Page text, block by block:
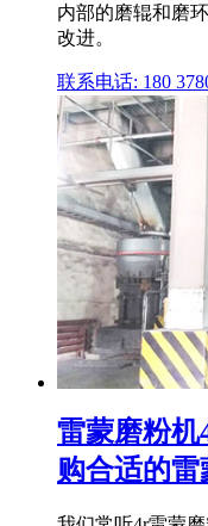
内部的磨辊和磨
改进。
联系电话: 180
雷蒙磨粉
购合适的雷